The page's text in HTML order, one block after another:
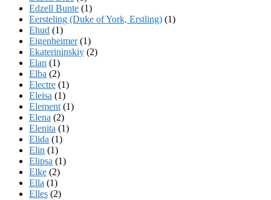
Edzell Bunte (1)
Eersteling (Duke of York, Erstling) (1)
Ehud (1)
Eigenheimer(1)
Ekaterininskiy (2)
Elan (1)
Elba (2)
Electre (1)
Eleisa (1)
Element (1)
Elena (2)
Elenita (1)
Elida (1)
Elin (1)
Elipsa (1)
Elke (2)
Ella (1)
Elles (2)